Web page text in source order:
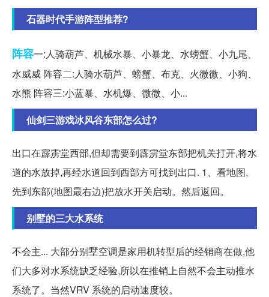
石器时代手游阵型推荐?
阵容一:人骑葫芦、机械水暴、小暴龙、水螃蟹、小九尾、
水威威 阵容二:人骑水葫芦、螃蟹、布克、火微微、小狗、
水熊 阵容三:小蓝暴、水机爆、微微、小...
仙剑三游戏冰风谷东部怎么过?
出口在霹雳堂西部,但却需要到霹雳堂东部把机关打开,将水
道的水放掉,再经水道回到西部方可找到出口. 1、看地图,
先到东部(地图最右边)把放水开关启动。然后返回。
别墅的三大水系统
不会主... 大部分别墅空调是家用机转型后的经销商在做,他
们大多对水系统缺乏经验,所以在推销上自然不会主动推水
系统了。当然VRV 系统的启动速度较。